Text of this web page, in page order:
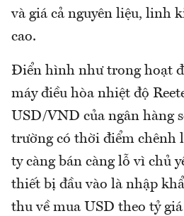
và giá cả nguyên liệu, linh
cao.
Điển hình như trong hoạt
máy điều hòa nhiệt độ
USD/VND của ngân hàng
trường có thời điểm chênh
ty càng bán càng lỗ vì chủ
thiết bị đầu vào là nhập
thu về mua USD theo tỷ